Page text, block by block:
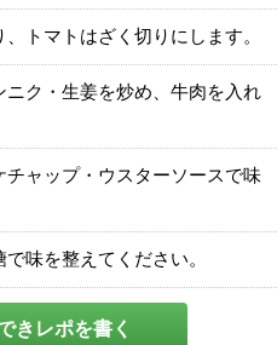
トマトはざく切りにします。
ク・生姜を炒め、牛肉を入れ
チャップ・ウスターソースで味
味を整えてください。
きレポを書く